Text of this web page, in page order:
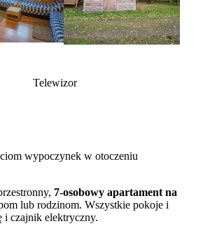
Telewizor
wypoczynek w otoczeniu
7-osobowy apartament na
lub rodzinom. Wszystkie pokoje i
i czajnik elektryczny.